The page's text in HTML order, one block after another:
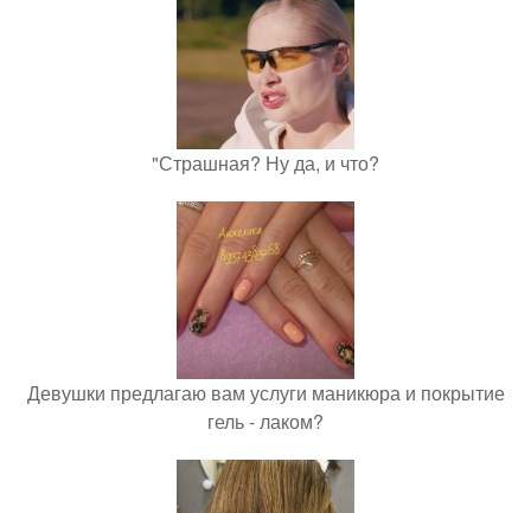
"Страшная? Ну да, и что?
Девушки предлагаю вам услуги маникюра и покрытие
гель - лаком?